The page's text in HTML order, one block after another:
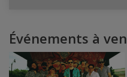
Événements à